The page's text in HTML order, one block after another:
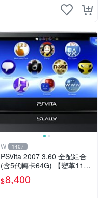
W 1407
PSVita 2007 3.60 全配組合
(含5代轉卡64G) 【變革11】
破解改好 + 水晶殼 + 硬殼包
$8,400